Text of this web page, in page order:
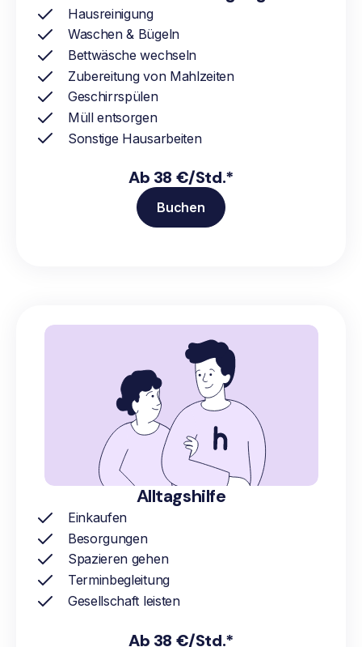
Hausreinigung
Waschen & Bügeln
Bettwäsche wechseln
Zubereitung von Mahlzeiten
Geschirrspülen
Müll entsorgen
Sonstige Hausarbeiten
Ab 38 €/Std.*
Buchen
Alltagshilfe
Einkaufen
Besorgungen
Spazieren gehen
Terminbegleitung
Gesellschaft leisten
Ab 38 €/Std.*